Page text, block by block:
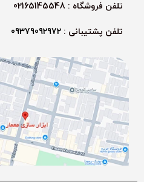
تلفن فروشگاه : 02165145548
تلفن پشتیبانی : 09379092972